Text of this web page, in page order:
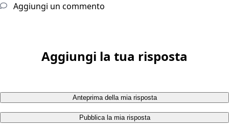
Aggiungi un commento
Aggiungi la tua risposta
Anteprima della mia risposta
Pubblica la mia risposta